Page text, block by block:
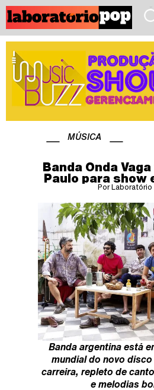
MÚSICA
Banda Onda
Paulo para show
Por Laboratório
Banda argentina está
mundial do novo
carreira, repleto de
e melodias